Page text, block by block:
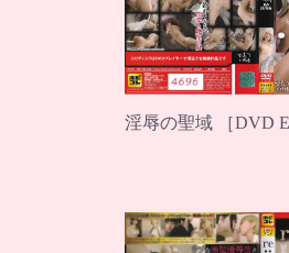
淫辱の聖域 ［DVD